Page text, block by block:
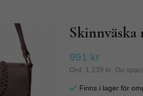
991 kr
Ord. 1 239 kr. Du
Finns i lager för